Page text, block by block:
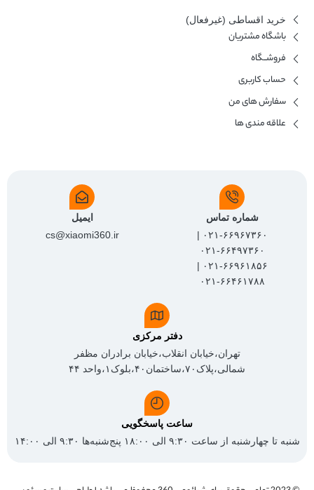
خرید اقساطی (غیرفعال)
باشگاه مشتریان
فروشــگاه
حساب کاربری
سفارش های من
علاقه مندی ها
شماره تماس
۰۲۱-۶۶۹۶۷۳۶۰ |
۰۲۱-۶۶۴۹۷۳۶۰
۰۲۱-۶۶۹۶۱۸۵۶ |
۰۲۱-۶۶۴۶۱۷۸۸
ایمیل
cs@xiaomi360.ir
دفتر مرکزی
تهران،خیابان انقلاب،خیابان برادران مظفر
شمالی،پلاک۷۰،ساختمان۴۰،بلوک۱،واحد ۴۴
ساعت پاسخگویی
شنبه تا چهارشنبه از ساعت ۹:۳۰ الی ۱۸:۰۰ پنج‌شنبه‌ها ۹:۳۰ الی ۱۴:۰۰